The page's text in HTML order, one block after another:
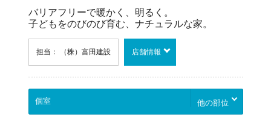
バリアフリーで暖かく、明るく。
子どもをのびのび育む、ナチュラルな家。
担当： （株）富田建設 店舗情報
他の部位